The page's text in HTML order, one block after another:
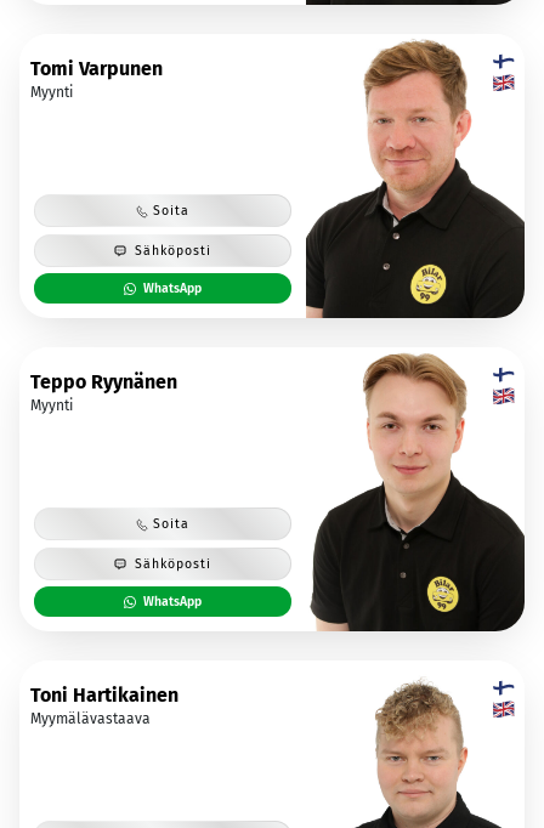
Tomi Varpunen
Myynti
Soita
Sähköposti
WhatsApp
Teppo Ryynänen
Myynti
Soita
Sähköposti
WhatsApp
Toni Hartikainen
Myymälävastaava